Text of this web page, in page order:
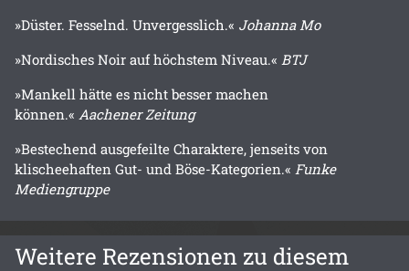
»Düster. Fesselnd. Unvergesslich.« Johanna Mo
»Nordisches Noir auf höchstem Niveau.« BTJ
»Mankell hätte es nicht besser machen
können.« Aachener Zeitung
»Bestechend ausgefeilte Charaktere, jenseits von
klischeehaften Gut- und Böse-Kategorien.« Funke
Mediengruppe
Weitere Rezensionen zu diesem